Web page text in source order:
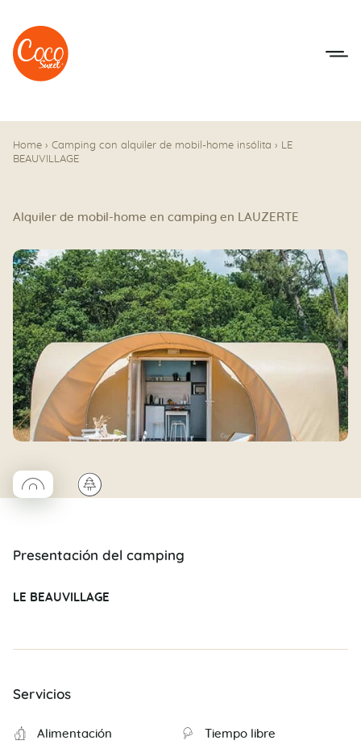
Ir al menú
Ir a los contenidos
Home › Camping con alquiler de mobil-home insólita › LE
BEAUVILLAGE
Alquiler de mobil-home en camping en LAUZERTE
◯Coco rond🌲
Presentación del camping
LE BEAUVILLAGE
Servicios
Alimentación
Tiempo libre